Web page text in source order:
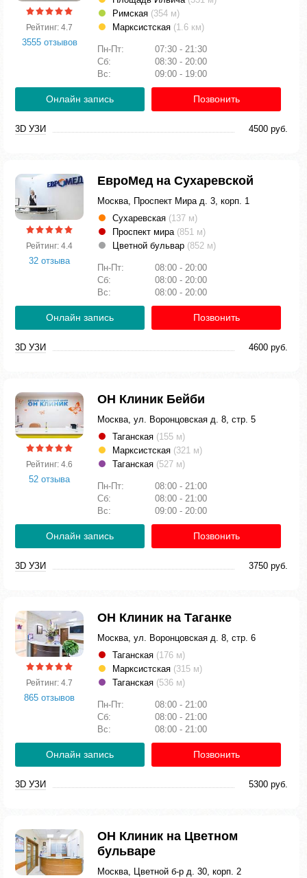
Рейтинг: 4.7
3555 отзывов
Римская (354 м)
Марксистская (1.6 км)
Пн-Пт:
07:30 - 21:30
Сб:
08:30 - 20:00
Вс:
09:00 - 19:00
Онлайн запись Позвонить
3D УЗИ 4500 руб.
Рейтинг: 4.4
32 отзыва
ЕвроМед на Сухаревской
Москва, Проспект Мира д. 3, корп. 1
Сухаревская (137 м)
Проспект мира (851 м)
Цветной бульвар (852 м)
Пн-Пт:
08:00 - 20:00
Сб:
08:00 - 20:00
Вс:
08:00 - 20:00
Онлайн запись Позвонить
3D УЗИ 4600 руб.
Рейтинг: 4.6
52 отзыва
ОН Клиник Бейби
Москва, ул. Воронцовская д. 8, стр. 5
Таганская (155 м)
Марксистская (321 м)
Таганская (527 м)
Пн-Пт:
08:00 - 21:00
Сб:
08:00 - 21:00
Вс:
09:00 - 20:00
Онлайн запись Позвонить
3D УЗИ 3750 руб.
Рейтинг: 4.7
865 отзывов
ОН Клиник на Таганке
Москва, ул. Воронцовская д. 8, стр. 6
Таганская (176 м)
Марксистская (315 м)
Таганская (536 м)
Пн-Пт:
08:00 - 21:00
Сб:
08:00 - 21:00
Вс:
08:00 - 21:00
Онлайн запись Позвонить
3D УЗИ 5300 руб.
ОН Клиник на Цветном
бульваре
Москва, Цветной б-р д. 30, корп. 2